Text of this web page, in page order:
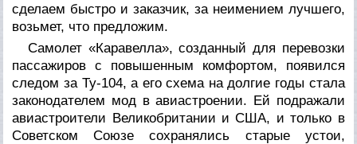
сделаем быстро и заказчик, за неимением лучшего,
возьмет, что предложим.
Самолет «Каравелла», созданный для перевозки
пассажиров с повышенным комфортом, появился
следом за Ту-104, а его схема на долгие годы стала
законодателем мод в авиастроении. Ей подражали
авиастроители Великобритании и США, и только в
Советском Союзе сохранялись старые устои,